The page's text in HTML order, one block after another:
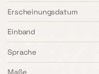
Erscheinungsdatum
Einband
Sprache
Maße